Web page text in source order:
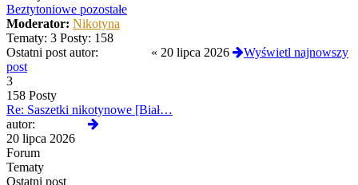
post
Beztytoniowe pozostałe
Moderator: Nikotyna
Tematy: 3 Posty: 158
Ostatni post autor:
« 20 lipca 2026
Wyświetl najnowszy
post
3
158 Posty
Re: Saszetki nikotynowe [Biał…
autor:
20 lipca 2026
Forum
Tematy
Ostatni post